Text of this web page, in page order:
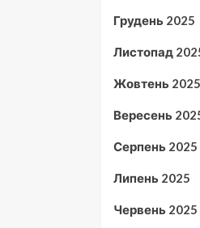
Грудень 2025
Листопад
Жовтень 2025
Вересень
Серпень 2025
Липень 2025
Червень 2025